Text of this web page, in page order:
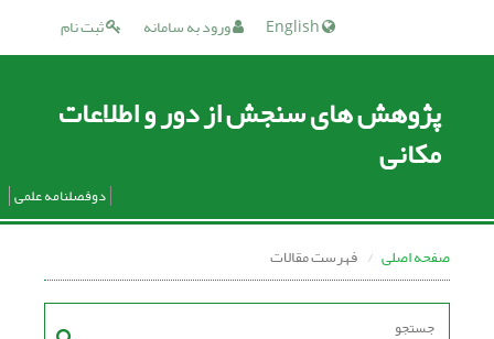
ثبت نام ورود به سامانه
پژوهش های سنجش از دور و اطلاعات
مکانی
دوفصلنامه علمی
صفحه اصلی فهرست مقالات